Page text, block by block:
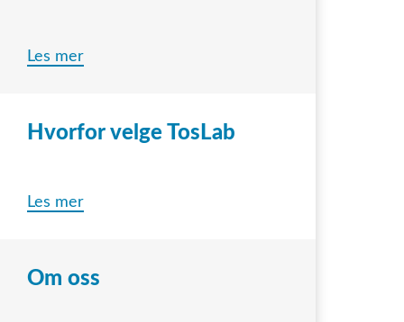
Les mer
Hvorfor velge TosLab
Les mer
Om oss